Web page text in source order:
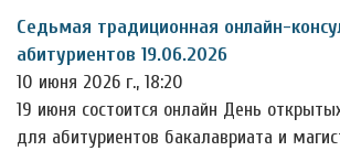
Седьмая традиционная онлайн-
абитуриентов 19.06.2026
10 июня 2026 г., 18:20
19 июня состоится онлайн День
для абитуриентов бакалавриата и